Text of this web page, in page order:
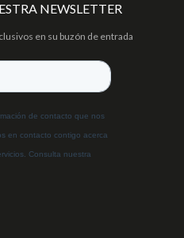
NEWSLETTER
en su buzón de entrada